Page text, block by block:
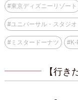
#東京ディズニーリゾート
#ユニバーサル・スタジ
#ミスタードーナツ #K-
【行き